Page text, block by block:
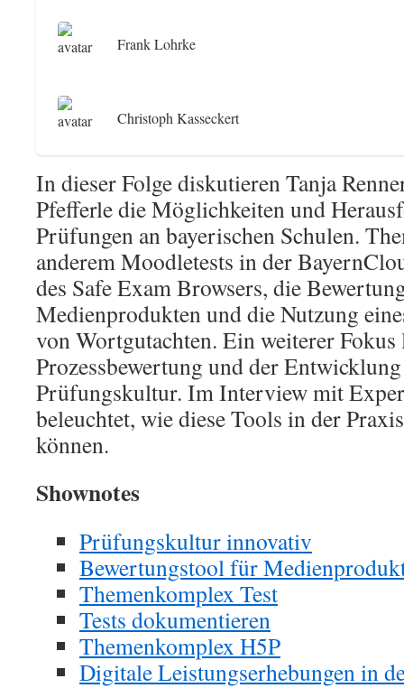
Frank Lohrke
Christoph Kasseckert
In dieser Folge diskutieren Tanja
Pfefferle die Möglichkeiten und
Prüfungen an bayerischen Schulen.
anderem Moodletests in der
des Safe Exam Browsers, die
Medienprodukten und die Nutzung
von Wortgutachten. Ein weiterer
Prozessbewertung und der
Prüfungskultur. Im Interview mit
beleuchtet, wie diese Tools in der
können.
Shownotes
Prüfungskultur innovativ
Bewertungstool für
Themenkomplex Test
Tests dokumentieren
Themenkomplex H5P
Digitale Leistungs­erhebungen in